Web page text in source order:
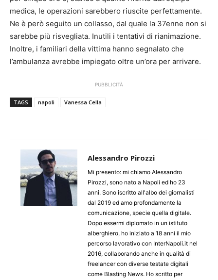
medica, le operazioni sarebbero riuscite perfettamente.
Ne è però seguito un collasso, dal quale la 37enne non si
sarebbe più risvegliata. Inutili i tentativi di rianimazione.
Inoltre, i familiari della vittima hanno segnalato che
l’ambulanza avrebbe impiegato oltre un’ora per arrivare.
PUBBLICITÀ
TAGS napoli Vanessa Cella
Alessandro Pirozzi
Mi presento: mi chiamo Alessandro
Pirozzi, sono nato a Napoli ed ho 23
anni. Sono iscritto all'albo dei giornalisti
dal 2019 ed amo profondamente la
comunicazione, specie quella digitale.
Dopo essermi diplomato in un istituto
alberghiero, ho iniziato a 18 anni il mio
percorso lavorativo con InterNapoli.it nel
2016, collaborando anche in qualità di
freelancer con diverse testate digitali
come Blasting News. Ho scritto per